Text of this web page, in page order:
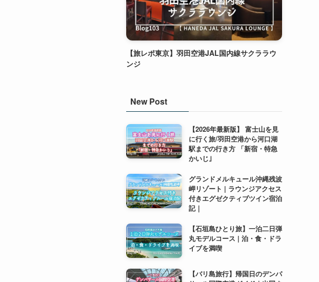
【旅レポ東京】羽田空港JAL国内線サクララウ
ンジ
New Post
【2026年最新版】 富士山を見
に行く旅/羽田空港から河口湖
駅までの行き方 「新宿・特急
かいじ｣
グランドメルキュール沖縄残波
岬リゾート | ラウンジアクセス
付きエグゼクティブツイン宿泊
記｜
【石垣島ひとり旅】一泊二日弾
丸モデルコース | 泊・食・ドラ
イブを満喫
【バリ島旅行】帰国日のデンパ